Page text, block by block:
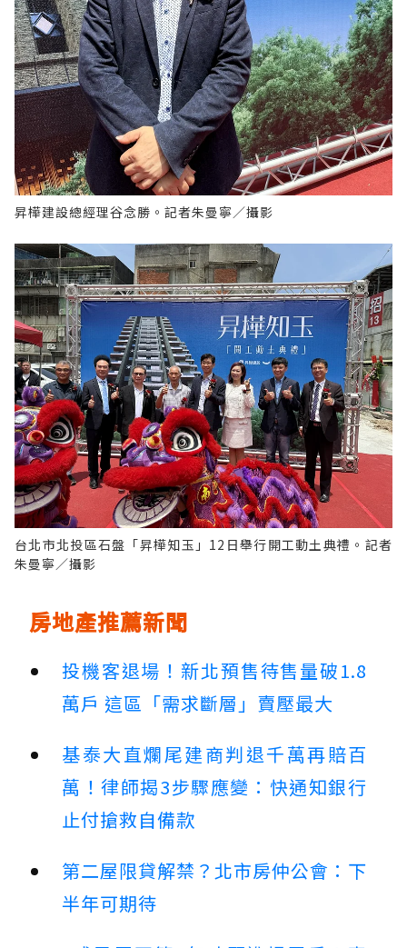
昇樺建設總經理谷念勝。記者朱曼寧／攝影
台北市北投區石盤「昇樺知玉」12日舉行開工動土典禮。記者
朱曼寧／攝影
房地產推薦新聞
投機客退場！新北預售待售量破1.8
萬戶 這區「需求斷層」賣壓最大
基泰大直爛尾建商判退千萬再賠百
萬！律師揭3步驟應變：快通知銀行
止付搶救自備款
第二屋限貸解禁？北市房仲公會：下
半年可期待